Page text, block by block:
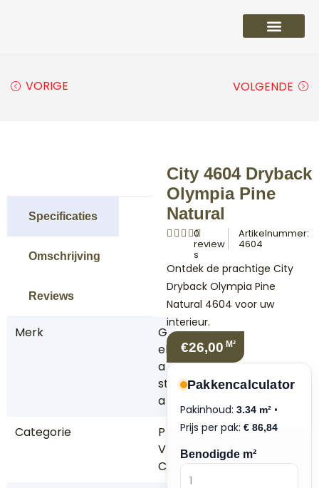
VORIGE VOLGENDE
Specificaties
Omschrijving
Reviews
Merk
G
el
a
st
a
Categorie
P
V
C
City 4604 Dryback
Olympia Pine
Natural
0
review
s
Artikelnummer:
4604
Ontdek de prachtige City
Dryback Olympia Pine
Natural 4604 voor uw
interieur.
€26,00 M²
Pakkencalculator
Pakinhoud: 3.34 m² •
Prijs per pak: € 86,84
Benodigde m²